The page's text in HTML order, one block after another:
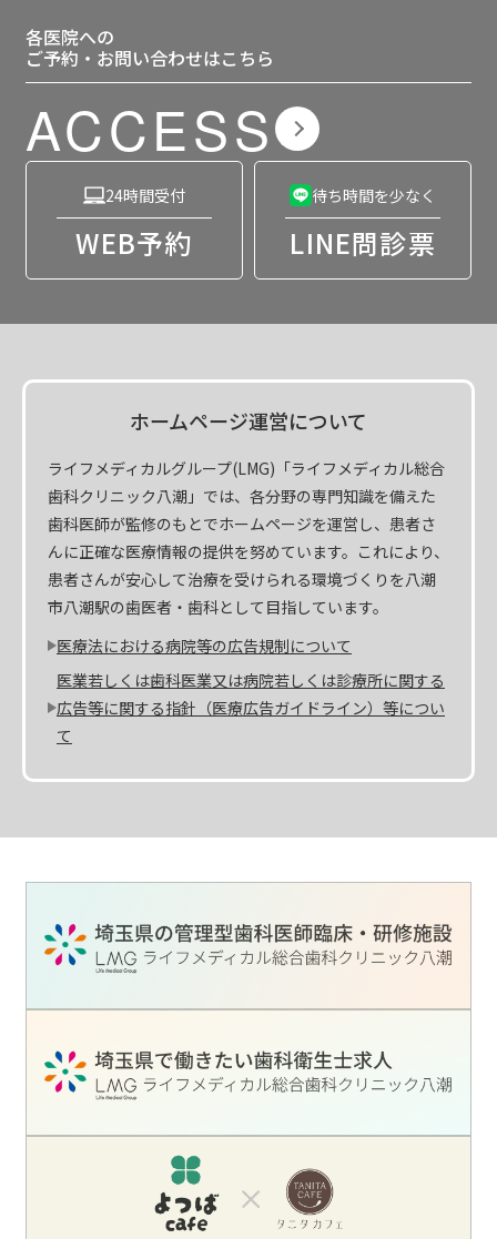
各医院への
ご予約・お問い合わせはこちら
ACCESS
24時間受付
WEB予約
待ち時間を少なく
LINE問診票
ホームページ運営について
ライフメディカルグループ(LMG)「ライフメディカル総合
歯科クリニック八潮」では、各分野の専門知識を備えた
歯科医師が監修のもとでホームページを運営し、患者さ
んに正確な医療情報の提供を努めています。これにより、
患者さんが安心して治療を受けられる環境づくりを八潮
市八潮駅の歯医者・歯科として目指しています。
医療法における病院等の広告規制について
医業若しくは歯科医業又は病院若しくは診療所に関する
広告等に関する指針（医療広告ガイドライン）等につい
て